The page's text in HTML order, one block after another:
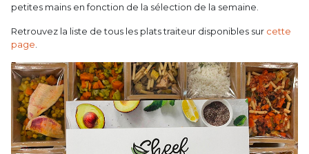
petites mains en fonction de la sélection de la semaine.
Retrouvez la liste de tous les plats traiteur disponibles sur cette
page